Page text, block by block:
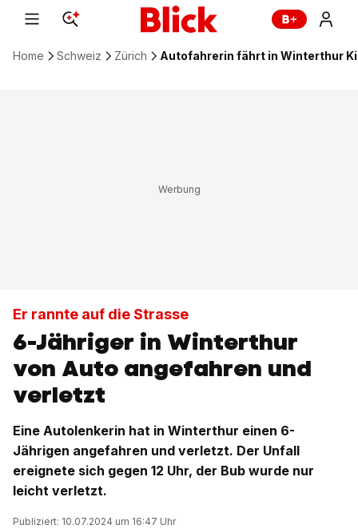
Home Schweiz Zürich Autofahrerin fährt in Winterthur
Er rannte auf die Strasse
6-Jähriger in Winterthur
von Auto angefahren und
verletzt
Eine Autolenkerin hat in Winterthur einen 6-
Jährigen angefahren und verletzt. Der Unfall
ereignete sich gegen 12 Uhr, der Bub wurde nur
leicht verletzt.
Publiziert: 10.07.2024 um 16:47 Uhr